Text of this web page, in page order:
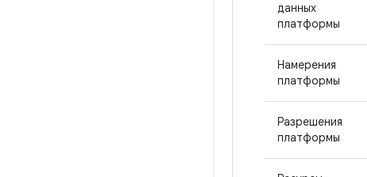
данных
платформы
Намерения
платформы
Разрешения
платформы